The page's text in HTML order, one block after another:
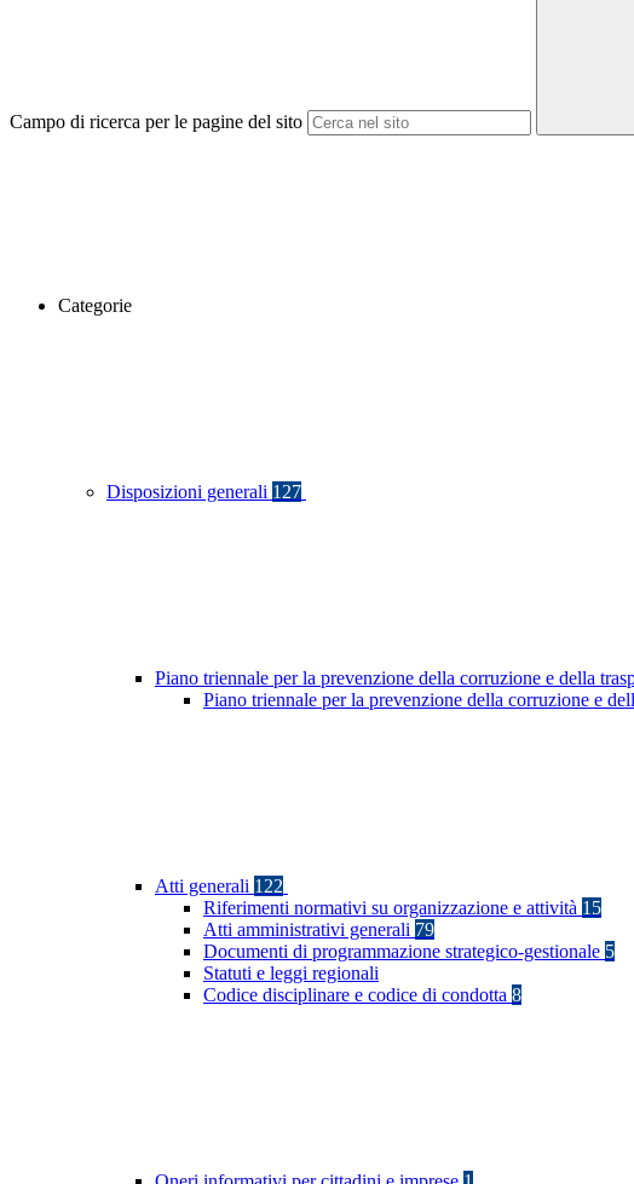
Campo di ricerca per le pagine del sito
Categorie
Disposizioni generali 127
Piano triennale per la prevenzione della corruzione e della
Piano triennale per la prevenzione della corruzione e
Atti generali 122
Riferimenti normativi su organizzazione e attività 15
Atti amministrativi generali 79
Documenti di programmazione strategico-gestionale 5
Statuti e leggi regionali
Codice disciplinare e codice di condotta 8